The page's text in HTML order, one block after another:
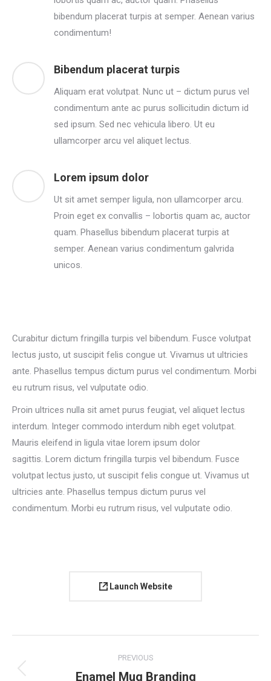
bibendum placerat turpis at semper. Aenean varius
condimentum!
Bibendum placerat turpis
Aliquam erat volutpat. Nunc ut – dictum purus vel
condimentum ante ac purus sollicitudin dictum id
sed ipsum. Sed nec vehicula libero. Ut eu
ullamcorper arcu vel aliquet lectus.
Lorem ipsum dolor
Ut sit amet semper ligula, non ullamcorper arcu.
Proin eget ex convallis – lobortis quam ac, auctor
quam. Phasellus bibendum placerat turpis at
semper. Aenean varius condimentum galvrida
unicos.
Curabitur dictum fringilla turpis vel bibendum. Fusce volutpat
lectus justo, ut suscipit felis congue ut. Vivamus ut ultricies
ante. Phasellus tempus dictum purus vel condimentum. Morbi
eu rutrum risus, vel vulputate odio.
Proin ultrices nulla sit amet purus feugiat, vel aliquet lectus
interdum. Integer commodo interdum nibh eget volutpat.
Mauris eleifend in ligula vitae lorem ipsum dolor
sagittis. Lorem dictum fringilla turpis vel bibendum. Fusce
volutpat lectus justo, ut suscipit felis congue ut. Vivamus ut
ultricies ante. Phasellus tempus dictum purus vel
condimentum. Morbi eu rutrum risus, vel vulputate odio.
Launch Website
navigation
PREVIOUS
Previous
Enamel Mug Branding